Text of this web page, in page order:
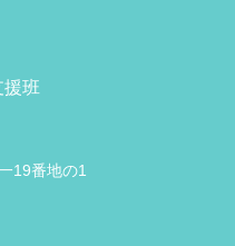
援班
19番地の1